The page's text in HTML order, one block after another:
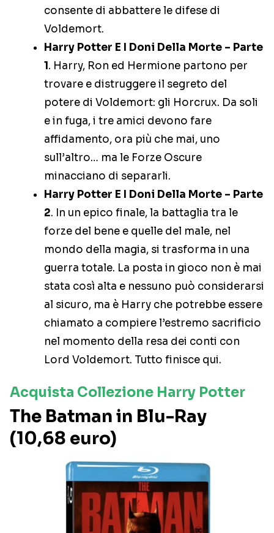
consente di abbattere le difese di
Voldemort.
Harry Potter E I Doni Della Morte – Parte
1. Harry, Ron ed Hermione partono per
trovare e distruggere il segreto del
potere di Voldemort: gli Horcrux. Da soli
e in fuga, i tre amici devono fare
affidamento, ora più che mai, uno
sull’altro… ma le Forze Oscure
minacciano di separarli.
Harry Potter E I Doni Della Morte – Parte
2. In un epico finale, la battaglia tra le
forze del bene e quelle del male, nel
mondo della magia, si trasforma in una
guerra totale. La posta in gioco non è mai
stata così alta e nessuno può considerarsi
al sicuro, ma è Harry che potrebbe essere
chiamato a compiere l’estremo sacrificio
nel momento della resa dei conti con
Lord Voldemort. Tutto finisce qui.
Acquista Collezione Harry Potter
The Batman in Blu-Ray
(10,68 euro)